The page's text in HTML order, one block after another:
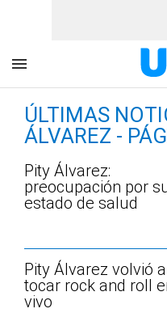
ÚLTIMAS
ÁLVAREZ -
Pity Álvarez:
preocupación por
estado de salud
Pity Álvarez volvió a
tocar rock and roll
vivo